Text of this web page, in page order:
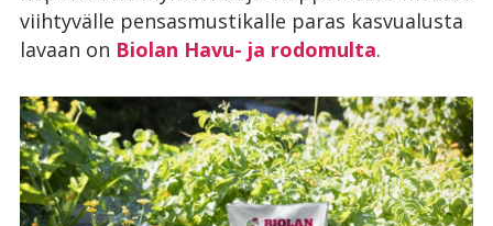
viihtyvälle pensasmustikalle paras kasvualusta
lavaan on Biolan Havu- ja rodomulta.